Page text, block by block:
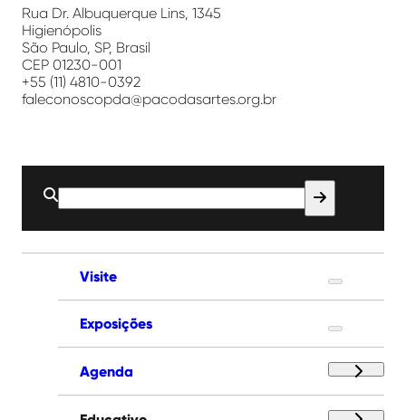
Artes
Rua Dr. Albuquerque Lins, 1345
Higienópolis
São Paulo, SP, Brasil
CEP 01230-001
+55 (11) 4810-0392
faleconoscopda@pacodasartes.org.br
Buscar
por:
Visite
Exposições
Agenda